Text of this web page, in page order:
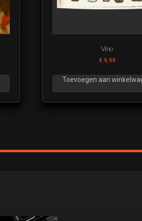
Vino
€9,99
Toevoegen aan